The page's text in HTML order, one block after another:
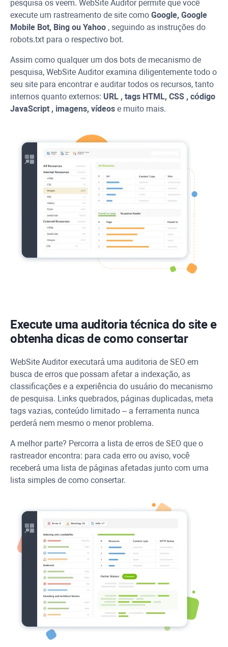
pesquisa os veem. WebSite Auditorpermite que você
execute um rastreamento de site como Google, Google
Mobile Bot, Bing ou Yahoo , seguindo as instruções do
robots.txt para o respectivo bot.
Assim como qualquer um dos bots de mecanismo de
pesquisa, WebSite Auditorexamina diligentemente todo o
seu site para encontrar e auditar todos os recursos, tanto
internos quanto externos: URL , tags HTML, CSS , código
JavaScript , imagens, vídeos e muito mais.
Execute uma auditoria técnica do site e
obtenha dicas de como consertar
WebSite Auditorexecutará uma auditoria de SEO em
busca de erros que possam afetar a indexação, as
classificações e a experiência do usuário do mecanismo
de pesquisa. Links quebrados, páginas duplicadas, meta
tags vazias, conteúdo limitado – a ferramenta nunca
perderá nem mesmo o menor problema.
A melhor parte? Percorra a lista de erros de SEO que o
rastreador encontra: para cada erro ou aviso, você
receberá uma lista de páginas afetadas junto com uma
lista simples de como consertar.